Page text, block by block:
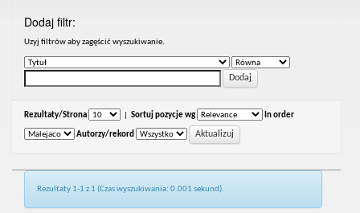
Dodaj filtr:
Uzyj filtrów aby zagęścić wyszukiwanie.
Rezultaty/Strona Sortuj pozycje wg In order
Autorzy/rekord
Rezultaty 1-1 z 1 (Czas wyszukiwania: 0.001 sekund).